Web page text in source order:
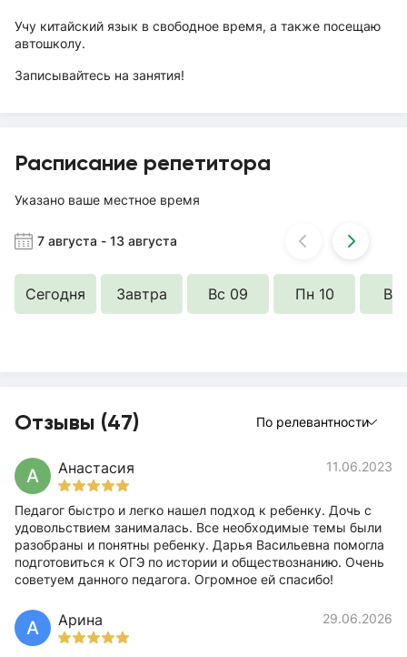
Учу китайский язык в свободное время, а также посещаю
автошколу.
Записывайтесь на занятия!
Расписание репетитора
Указано ваше местное время
7 августа - 13 августа
Сегодня Завтра Вс 09 Пн 10 Вт
Отзывы (47) По релевантности
А Анастасия 11.06.2023
Педагог быстро и легко нашел подход к ребенку. Дочь с
удовольствием занималась. Все необходимые темы были
разобраны и понятны ребенку. Дарья Васильевна помогла
подготовиться к ОГЭ по истории и обществознанию. Очень
советуем данного педагога. Огромное ей спасибо!
А Арина 29.06.2026